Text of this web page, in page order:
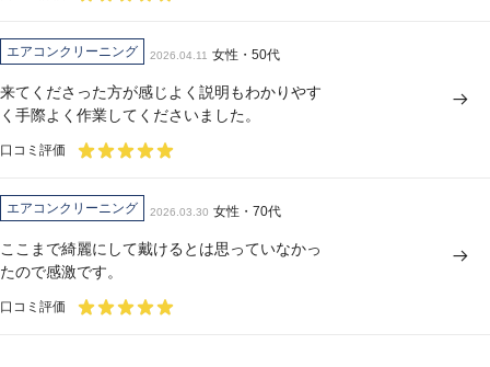
エアコンクリーニング 2026.04.11 女性・50代
来てくださった方が感じよく説明もわかりやす
く手際よく作業してくださいました。
口コミ評価
エアコンクリーニング 2026.03.30 女性・70代
ここまで綺麗にして戴けるとは思っていなかっ
たので感激です。
口コミ評価